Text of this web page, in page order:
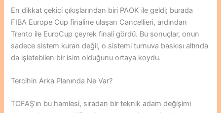
En dikkat çekici çıkışlarından biri PAOK ile geldi; burada
FIBA Europe Cup finaline ulaşan Cancellieri, ardından
Trento ile EuroCup çeyrek finali gördü. Bu sonuçlar, onun
sadece sistem kuran değil, o sistemi turnuva baskısı altında
da işletebilen bir isim olduğunu ortaya koydu.
Tercihin Arka Planında Ne Var?
TOFAŞ’ın bu hamlesi, sıradan bir teknik adam değişimi